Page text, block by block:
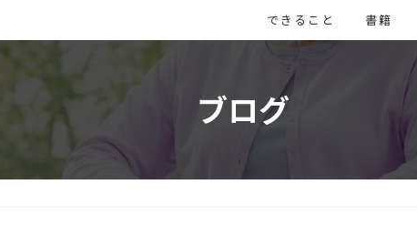
できること 書籍
ブログ